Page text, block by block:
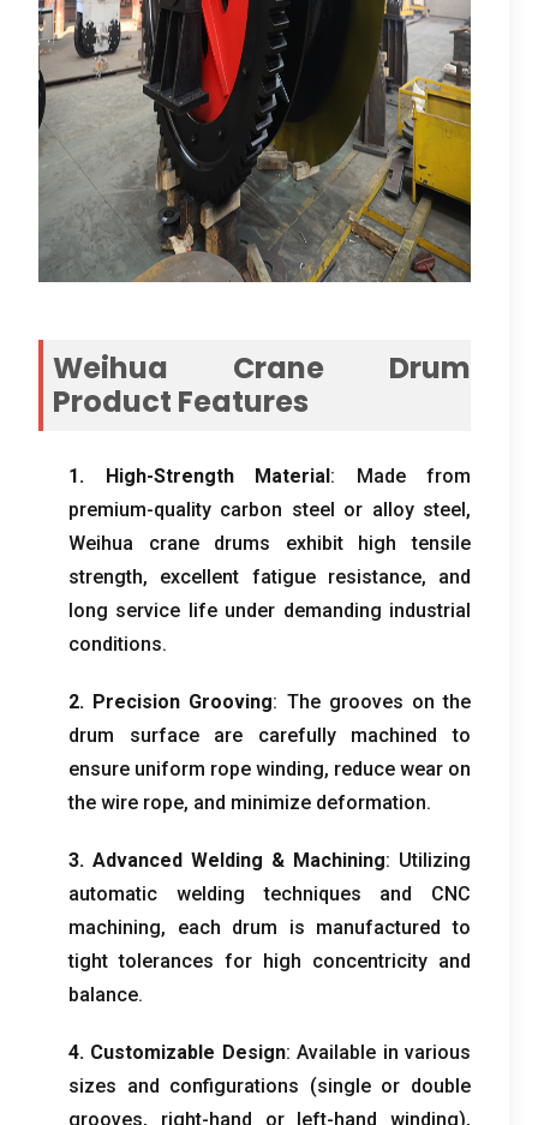
Weihua Crane Drum
Product Features
1. High-Strength Material :
Made from
premium-quality carbon steel or alloy steel ,
Weihua crane drums exhibit high tensile
strength, excellent fatigue resistance, and
long service life under demanding industrial
conditions.
2. Precision Grooving: The grooves on the
drum surface are carefully machined to
ensure uniform rope winding, reduce wear on
the wire rope, and minimize deformation.
3. Advanced Welding & Machining: Utilizing
automatic welding techniques and CNC
machining, each drum is manufactured to
tight tolerances for high concentricity and
balance.
4. Customizable Design:Available in various
sizes and configurations (single or double
grooves, right-hand or left-hand winding),